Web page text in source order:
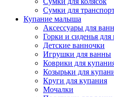
Сумки для
Купание малыша
Аксессуары для ванн
Горки и сиденья для
Детские ванночки
Игрушки для ванны
Коврики для
Козырьки для
Круги для купания
Мочалки